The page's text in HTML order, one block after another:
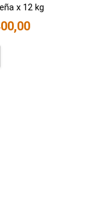
x 12 kg